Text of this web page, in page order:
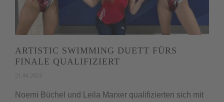
ARTISTIC SWIMMING DUETT FÜRS
FINALE QUALIFIZIERT
21.06.2023
Noemi Büchel und Leila Marxer qualifizierten sich mit